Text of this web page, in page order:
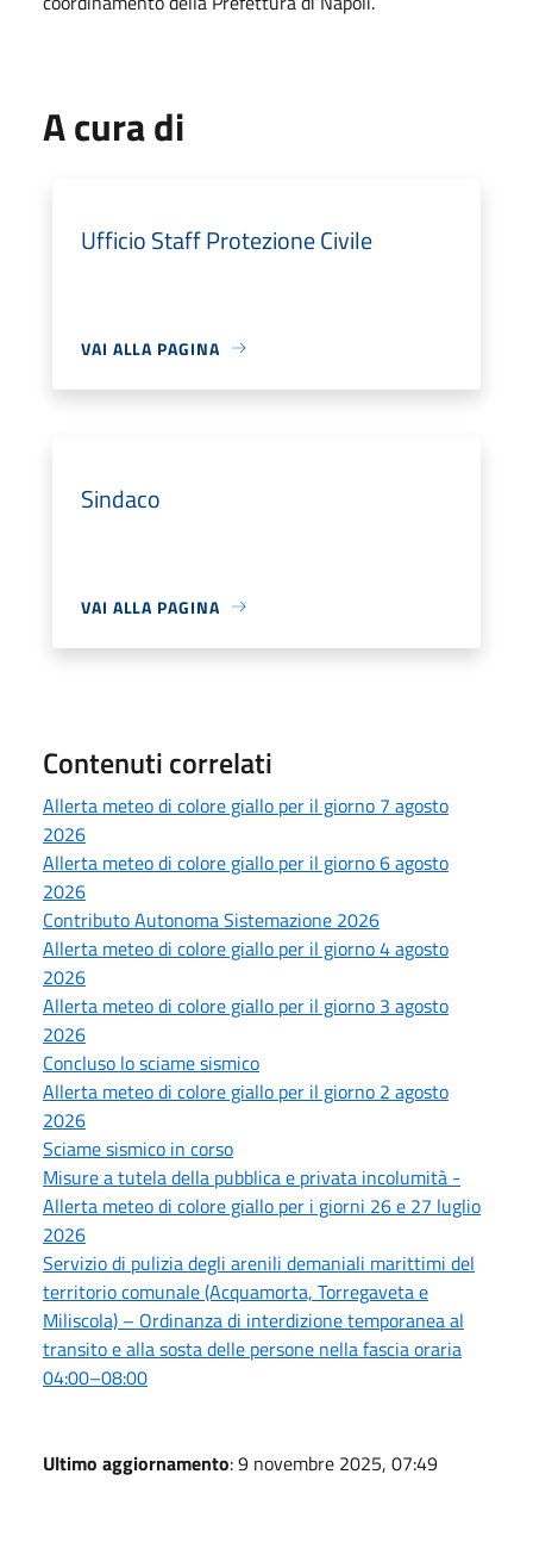
A cura di
Ufficio Staff Protezione Civile
VAI ALLA PAGINA
Sindaco
VAI ALLA PAGINA
Contenuti correlati
Allerta meteo di colore giallo per il giorno 7 agosto
2026
Allerta meteo di colore giallo per il giorno 6 agosto
2026
Contributo Autonoma Sistemazione 2026
Allerta meteo di colore giallo per il giorno 4 agosto
2026
Allerta meteo di colore giallo per il giorno 3 agosto
2026
Concluso lo sciame sismico
Allerta meteo di colore giallo per il giorno 2 agosto
2026
Sciame sismico in corso
Misure a tutela della pubblica e privata incolumità -
Allerta meteo di colore giallo per i giorni 26 e 27 luglio
2026
Servizio di pulizia degli arenili demaniali marittimi del
territorio comunale (Acquamorta, Torregaveta e
Miliscola) – Ordinanza di interdizione temporanea al
transito e alla sosta delle persone nella fascia oraria
04:00–08:00
Ultimo aggiornamento: 9 novembre 2025, 07:49